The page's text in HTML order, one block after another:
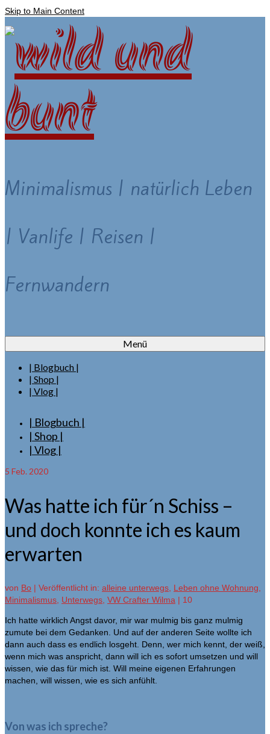
Skip to Main Content
Minimalismus | natürlich Leben
| Vanlife | Reisen |
Fernwandern
Menü
| Blogbuch |
| Shop |
| Vlog |
| Blogbuch |
| Shop |
| Vlog |
5 Feb. 2020
Was hatte ich für´n Schiss –
und doch konnte ich es kaum
erwarten
von Bo | Veröffentlicht in: alleine unterwegs Leben ohne Wohnung
Minimalismus Unterwegs VW Crafter Wilma | 10
Ich hatte wirklich Angst davor, mir war mulmig bis ganz mulmig
zumute bei dem Gedanken. Und auf der anderen Seite wollte ich
dann auch dass es endlich losgeht. Denn, wer mich kennt, der weiß,
wenn mich was anspricht, dann will ich es sofort umsetzen und will
wissen, wie das für mich ist. Will meine eigenen Erfahrungen
machen, will wissen, wie es sich anfühlt.
Von was ich spreche?